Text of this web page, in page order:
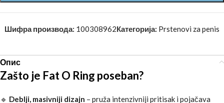
Шифра производа: 100308962Категорија: Prstenovi za penis
Опис
Zašto je Fat O Ring poseban?
🔹 Deblji, masivniji dizajn – pruža intenzivniji pritisak i pojačava